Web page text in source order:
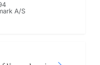
A/S